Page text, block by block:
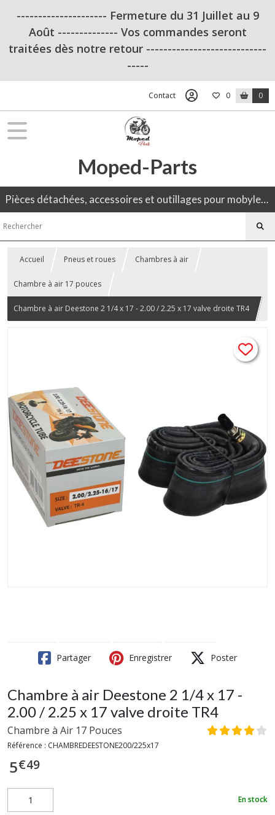
--------------------- Fermeture du 31 Juillet au 9
Août -------------- Vos commandes seront
traitées dès notre retour ----------------------------
-----
Contact 0 0
Moped-Parts
Pièces détachées, accessoires et outillages pour mobylette, 50CC, moto ancienne.
Accueil Pneus et roues Chambres à air
Chambre à air 17 pouces
Chambre à air Deestone 2 1/4 x 17 - 2.00 / 2.25 x 17 valve droite TR4
Partager Enregistrer Poster
Chambre à air Deestone 2 1/4 x 17 -
2.00 / 2.25 x 17 valve droite TR4
Chambre à Air 17 Pouces
Référence : CHAMBREDEESTONE200/225x17
5€49
En stock